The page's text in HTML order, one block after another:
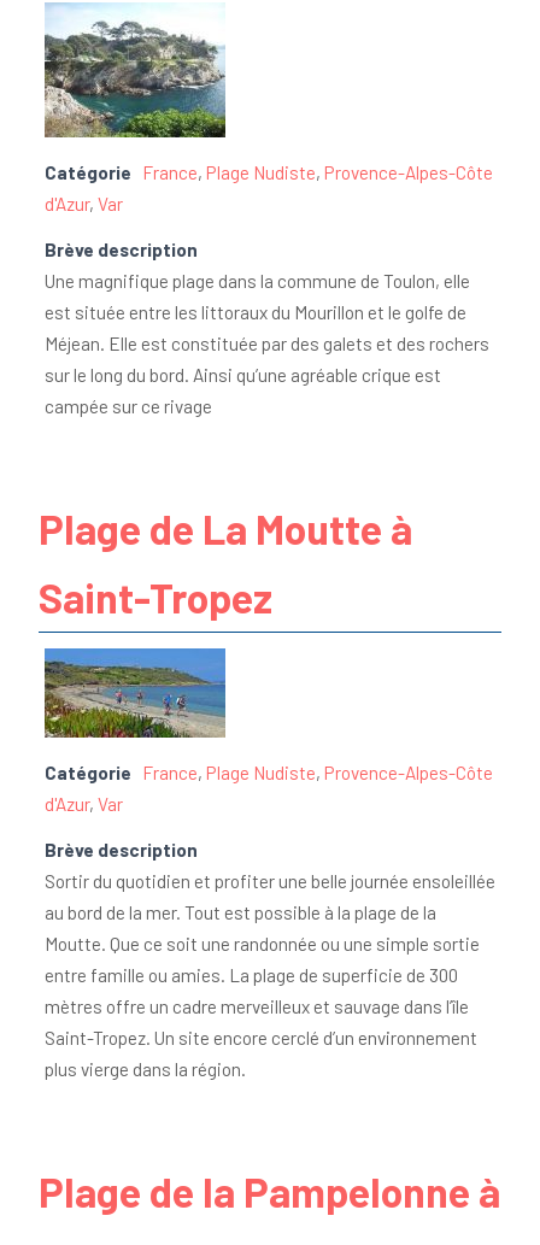
Catégorie France, Plage Nudiste, Provence-Alpes-Côte
d'Azur, Var
Brève description
Une magnifique plage dans la commune de Toulon, elle
est située entre les littoraux du Mourillon et le golfe de
Méjean. Elle est constituée par des galets et des rochers
sur le long du bord. Ainsi qu’une agréable crique est
campée sur ce rivage
Plage de La Moutte à
Saint-Tropez
Catégorie France, Plage Nudiste, Provence-Alpes-Côte
d'Azur, Var
Brève description
Sortir du quotidien et profiter une belle journée ensoleillée
au bord de la mer. Tout est possible à la plage de la
Moutte. Que ce soit une randonnée ou une simple sortie
entre famille ou amies. La plage de superficie de 300
mètres offre un cadre merveilleux et sauvage dans l’île
Saint-Tropez. Un site encore cerclé d’un environnement
plus vierge dans la région.
Plage de la Pampelonne à